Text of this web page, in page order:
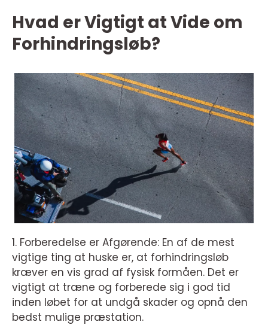
Hvad er Vigtigt at Vide om
Forhindringsløb?
1. Forberedelse er Afgørende: En af de mest
vigtige ting at huske er, at forhindringsløb
kræver en vis grad af fysisk formåen. Det er
vigtigt at træne og forberede sig i god tid
inden løbet for at undgå skader og opnå den
bedst mulige præstation.